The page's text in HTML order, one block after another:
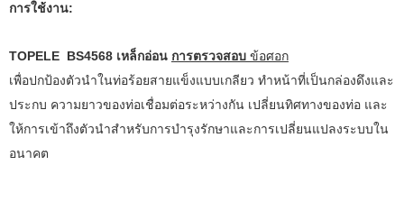
การใช้งาน:
TOPELE BS4568 เหล็กอ่อน การตรวจสอบ ข้อศอก
เพื่อปกป้องตัวนำในท่อร้อยสายแข็งแบบเกลียว ทำหน้าที่เป็นกล่องดึงและ
ประกบ ความยาวของท่อเชื่อมต่อระหว่างกัน เปลี่ยนทิศทางของท่อ และ
ให้การเข้าถึงตัวนำสำหรับการบำรุงรักษาและการเปลี่ยนแปลงระบบใน
อนาคต